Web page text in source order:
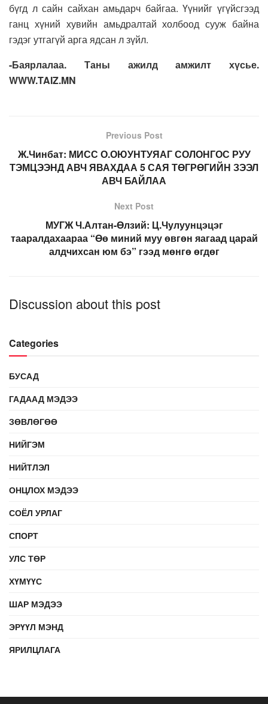
бүгд л сайн сайхан амьдарч байгаа. Үүнийг үгүйсгээд
ганц хүний хувийн амьдралтай холбоод сууж байна
гэдэг утгагүй арга ядсан л зүйл.
-Баярлалаа. Таны ажилд амжилт хүсье.
WWW.TAIZ.MN
Previous Post
Ж.Чинбат: МИСС О.ОЮУНТУЯАГ СОЛОНГОС РУУ
ТЭМЦЭЭНД АВЧ ЯВАХДАА 5 САЯ ТӨГРӨГИЙН ЗЭЭЛ
АВЧ БАЙЛАА
Next Post
МУГЖ Ч.Алтан-Өлзий: Ц.Чулуунцэцэг
тааралдахаараа “Өө миний муу өвгөн яагаад царай
алдчихсан юм бэ” гээд мөнгө өгдөг
Discussion about this post
Categories
БУСАД
ГАДААД МЭДЭЭ
ЗӨВЛӨГӨӨ
НИЙГЭМ
НИЙТЛЭЛ
ОНЦЛОХ МЭДЭЭ
СОЁЛ УРЛАГ
СПОРТ
УЛС ТӨР
ХҮМҮҮС
ШАР МЭДЭЭ
ЭРҮҮЛ МЭНД
ЯРИЛЦЛАГА